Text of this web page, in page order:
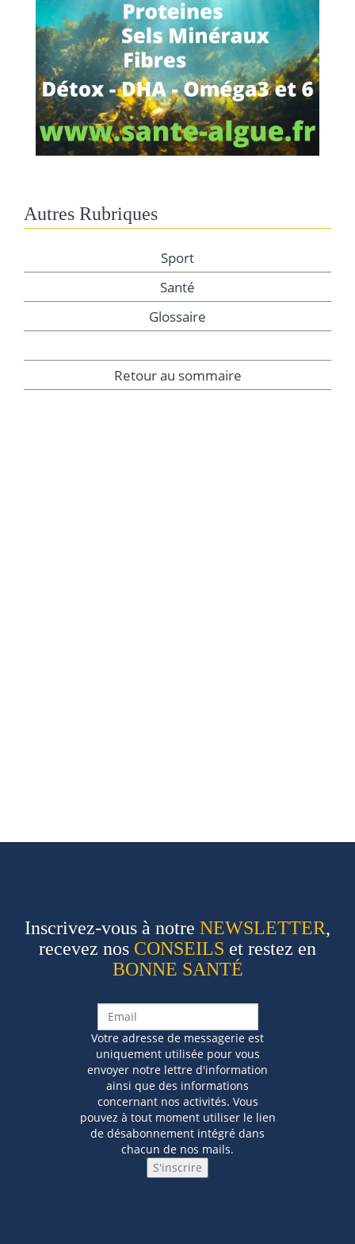
Autres Rubriques
Sport
Santé
Glossaire
Retour au sommaire
Inscrivez-vous à notre NEWSLETTER,
recevez nos CONSEILS et restez en
BONNE SANTÉ
Votre adresse de messagerie est
uniquement utilisée pour vous
envoyer notre lettre d'information
ainsi que des informations
concernant nos activités. Vous
pouvez à tout moment utiliser le lien
de désabonnement intégré dans
chacun de nos mails.